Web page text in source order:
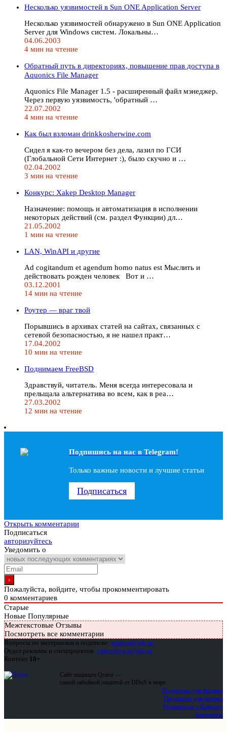
Несколько уязвимостей в Sun ONE Application Server
Несколько уязвимостей обнаружено в Sun ONE Application
Server для Windows систем. Локальны…
04.06.2003
4 мин на чтение
Обратный путь в директориях, повышение прав доступа в
Aquonics File Manager
Aquonics File Manager 1.5 - расширенный файл мэнеджер.
Через первую уязвимость, 'обратный …
22.07.2002
4 мин на чтение
Как был взломан drinkkosherwine.com
Сидел я как-то вечером без дела, лазил по ГСИ
(Глобальной Сети Интернет :), было скучно и …
02.04.2002
3 мин на чтение
Конкурс: Xakep Desktop Manager
Назначение: помощь и автоматизация в исполнении
некоторых действий (см. раздел Функции) дл…
21.05.2002
1 мин на чтение
LAN, WinAPI и другие
Ad cogitandum et agendum homo natus est Мыслить и
действовать рожден человек Вот и …
03.12.2001
14 мин на чтение
Роутер — враг твой
Порывшись в архивах статей на сайтах, связанных с
сетевой безопасностью, я не нашел практ…
17.04.2002
10 мин на чтение
Поднимаем FreeBSD
Здравствуй, читатель. Меня всегда интересовала и
прельщала альтернатива во всем, как в реа…
27.03.2002
12 мин на чтение
Подпишись на наc в Telegram!
Только важные новости и лучшие статьи
Подписаться
Открыть комментарии
Подписаться
авторизуйтесь
Уведомить о
Пожалуйста, войдите, чтобы прокомментировать
0 комментариев
Старые
Новые Популярные
Межтекстовые Отзывы
Посмотреть все комментарии
Вопросы по материалам и подписке: support@glc.ru
Отдел рекламы и спецпроектов: yakovleva.a@glc.ru
Контент 18+
Сайт защищен Qrator —
самой забойной защитой от DDoS в мире
Подписка для физлиц
Подписка для юрлиц
Реклама на «Хакере»
Контакты